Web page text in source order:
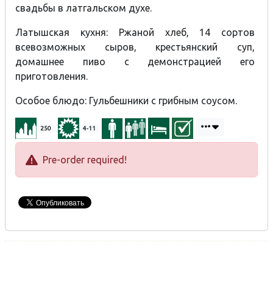
свадьбы в латгальском духе.
Латышская кухня: Ржаной хлеб, 14 сортов
всевозможных сыров, крестьянский суп,
домашнее пиво с демонстрацией его
приготовления.
Особое блюдо: Гульбешники с грибным соусом.
250 4-11
Pre-order required!